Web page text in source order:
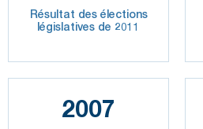
Résultat des élections
législatives de 2011
2007